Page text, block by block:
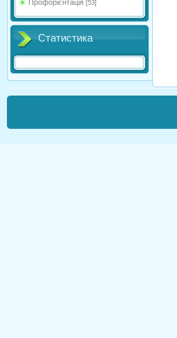
Профорієнтація [53]
Статистика